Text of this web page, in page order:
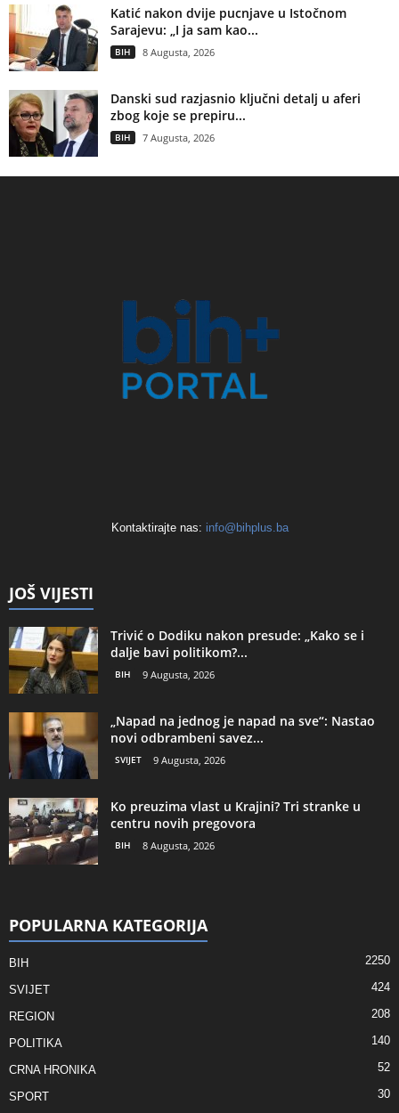
Katić nakon dvije pucnjave u Istočnom
Sarajevu: „I ja sam kao...
BIH 8 Augusta, 2026
Danski sud razjasnio ključni detalj u aferi
zbog koje se prepiru...
BIH 7 Augusta, 2026
Kontaktirajte nas: info@bihplus.ba
JOŠ VIJESTI
Trivić o Dodiku nakon presude: „Kako se i
dalje bavi politikom?...
BIH 9 Augusta, 2026
„Napad na jednog je napad na sve“: Nastao
novi odbrambeni savez...
SVIJET 9 Augusta, 2026
Ko preuzima vlast u Krajini? Tri stranke u
centru novih pregovora
BIH 8 Augusta, 2026
POPULARNA KATEGORIJA
BIH 2250
SVIJET 424
REGION 208
POLITIKA 140
CRNA HRONIKA 52
SPORT 30